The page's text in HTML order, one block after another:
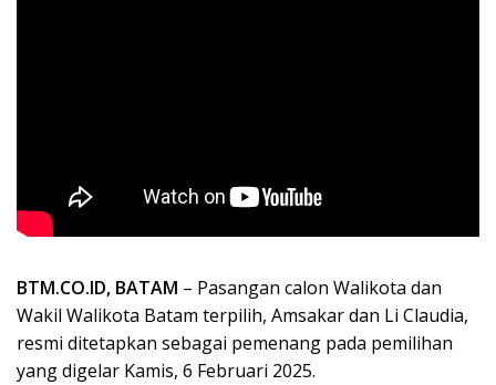
BTM.CO.ID, BATAM – Pasangan calon Walikota dan
Wakil Walikota Batam terpilih, Amsakar dan Li Claudia,
resmi ditetapkan sebagai pemenang pada pemilihan
yang digelar Kamis, 6 Februari 2025.